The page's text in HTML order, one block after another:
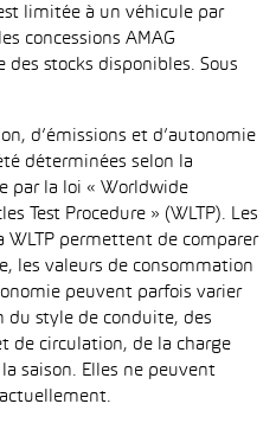
limitée à un véhicule par
concessions AMAG
stocks disponibles. Sous
d’émissions et d’autonomie
déterminées selon la
par la loi « Worldwide
Test Procedure » (WLTP). Les
WLTP permettent de comparer
les valeurs de consommation
peuvent parfois varier
du style de conduite, des
de circulation, de la charge
saison. Elles ne peuvent